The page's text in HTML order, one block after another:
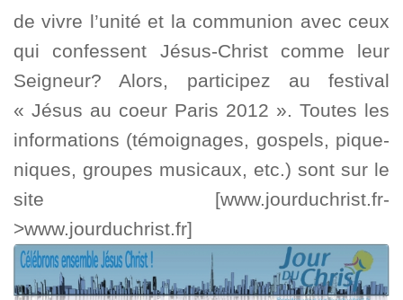
de vivre l’unité et la communion avec ceux
qui confessent Jésus-Christ comme leur
Seigneur? Alors, participez au festival
« Jésus au coeur Paris 2012 ». Toutes les
informations (témoignages, gospels, pique-
niques, groupes musicaux, etc.) sont sur le
site [www.jourduchrist.fr-
>www.jourduchrist.fr]